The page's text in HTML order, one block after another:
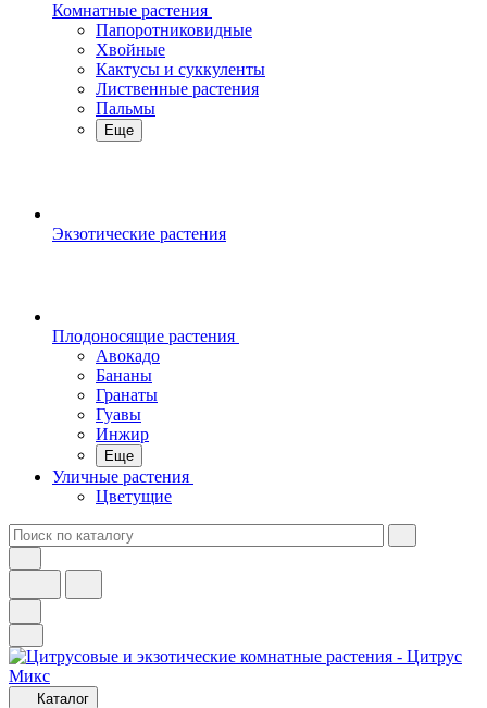
Комнатные растения
Папоротниковидные
Хвойные
Кактусы и суккуленты
Лиственные растения
Пальмы
Еще
Экзотические растения
Плодоносящие растения
Авокадо
Бананы
Гранаты
Гуавы
Инжир
Еще
Уличные растения
Цветущие
Каталог